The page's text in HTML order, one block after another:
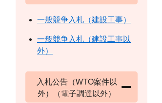
一般競争入札（建設工事）
一般競争入札（建設工事以
外）
入札公告（WTO案件以
外）（電子調達以外）